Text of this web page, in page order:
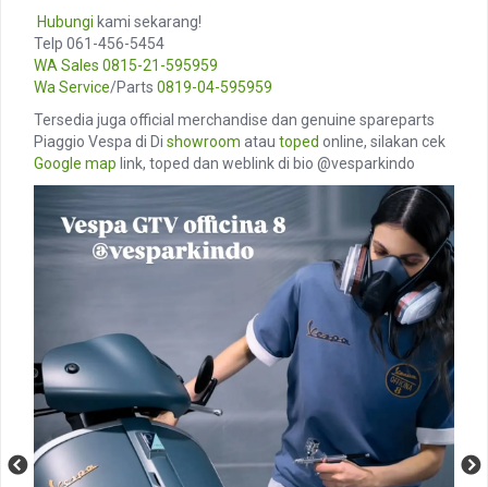
Hubungi kami sekarang!
Telp 061-456-5454
WA Sales 0815-21-595959
Wa Service/Parts 0819-04-595959
Tersedia juga official merchandise dan genuine spareparts
Piaggio Vespa di Di showroom atau toped online, silakan cek
Google map link, toped dan weblink di bio @vesparkindo